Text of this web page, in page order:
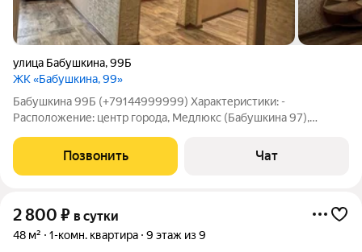
улица Бабушкина,99Б
ЖК «Бабушкина, 99»
Бабушкина 99Б (+79144999999) Характеристики: -
Расположение: центр города, Медлюкс (Бабушкина 97),
Количество комнат: 1 (спальня-гостиная) - Вместимость: до 2
(+2) человек - Санузел:
Позвонить Чат
2 800 ₽ в сутки
48 м² 1-комн. квартира 9 этаж из 9